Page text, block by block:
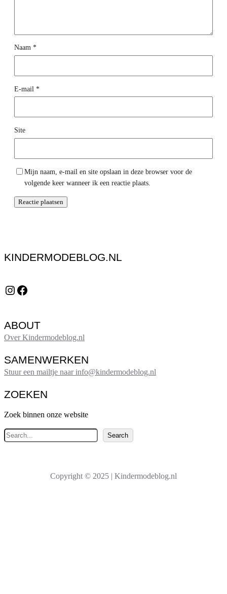
Naam *
E-mail *
Site
Mijn naam, e-mail en site opslaan in deze browser voor de
volgende keer wanneer ik een reactie plaats.
KINDERMODEBLOG.NL
Instagram Facebook
ABOUT
Over Kindermodeblog.nl
SAMENWERKEN
Stuur een mailtje naar info@kindermodeblog.nl
ZOEKEN
Zoek binnen onze website
Z
o
e
Search
Copyright © 2025 | Kindermodeblog.nl